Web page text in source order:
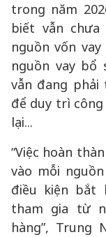
trong năm
biết vẫn
nguồn vốn
nguồn vay bổ
vẫn đang
để duy trì công
lại...
“Việc hoàn
vào mỗi
điều kiện bắt
tham gia từ
hàng”, Trung